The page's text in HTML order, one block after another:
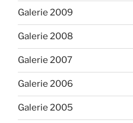
Galerie 2009
Galerie 2008
Galerie 2007
Galerie 2006
Galerie 2005